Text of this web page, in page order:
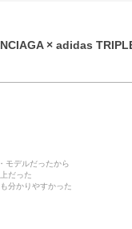
× adidas
モデルだったから
だった
かりやすかった